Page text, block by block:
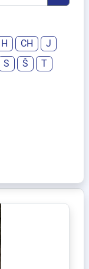
H CH
J
S Š
T